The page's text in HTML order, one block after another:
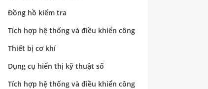
Đồng hồ kiểm tra
Tích hợp hệ thống và điều khiển công
nghiệp
Thiết bị cơ khí
Dụng cụ hiển thị kỹ thuật số
Tích hợp hệ thống và điều khiển công